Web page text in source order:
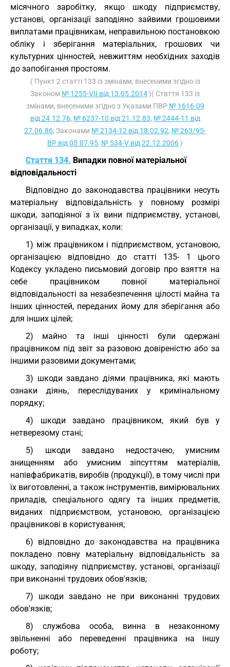
місячного заробітку, якщо шкоду підприємству,
установі, організації заподіяно зайвими грошовими
виплатами працівникам, неправильною постановкою
обліку і зберігання матеріальних, грошових чи
культурних цінностей, невжиттям необхідних заходів
до запобігання простоям.
( Пункт 2 статті 133 із змінами, внесеними згідно із
Законом № 1255-VII від 13.05.2014)( Стаття 133 із
змінами, внесеними згідно з Указами ПВР № 1616-09
від 24.12.76, № 6237-10 від 21.12.83, № 2444-11 від
27.06.86; Законами № 2134-12 від 18.02.92, № 263/95-
ВР від 05.07.95, № 534-V від 22.12.2006)
Стаття 134. Випадки повної матеріальної
відповідальності
Відповідно до законодавства працівники несуть
матеріальну відповідальність у повному розмірі
шкоди, заподіяної з їх вини підприємству, установі,
організації, у випадках, коли:
1) між працівником і підприємством, установою,
організацією відповідно до статті 135- 1 цього
Кодексу укладено письмовий договір про взяття на
себе працівником повної матеріальної
відповідальності за незабезпечення цілості майна та
інших цінностей, переданих йому для зберігання або
для інших цілей;
2) майно та інші цінності були одержані
працівником під звіт за разовою довіреністю або за
іншими разовими документами;
3) шкоди завдано діями працівника, які мають
ознаки діянь, переслідуваних у кримінальному
порядку;
4) шкоди завдано працівником, який був у
нетверезому стані;
5) шкоди завдано недостачею, умисним
знищенням або умисним зіпсуттям матеріалів,
напівфабрикатів, виробів (продукції), в тому числі при
їх виготовленні, а також інструментів, вимірювальних
приладів, спеціального одягу та інших предметів,
виданих підприємством, установою, організацією
працівникові в користування;
6) відповідно до законодавства на працівника
покладено повну матеріальну відповідальність за
шкоду, заподіяну підприємству, установі, організації
при виконанні трудових обов'язків;
7) шкоди завдано не при виконанні трудових
обов'язків;
8) службова особа, винна в незаконному
звільненні або переведенні працівника на іншу
роботу;